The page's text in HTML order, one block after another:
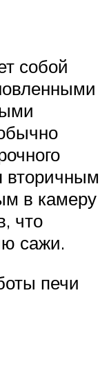
собой
вторичным
в камеру
что
сажи.
печи